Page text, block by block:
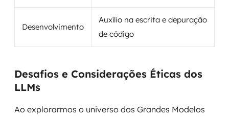
Desenvolvimento
Auxílio na escrita e depuração
de código
Desafios e Considerações Éticas dos
LLMs
Ao explorarmos o universo dos Grandes Modelos